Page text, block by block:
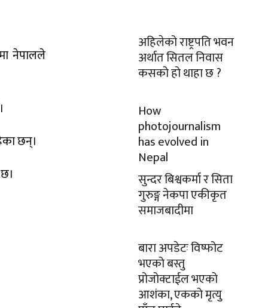
नेपालले
छन्।
अहिलेको राष्ट्रपति भवन
अर्थात सितल निवास
कसको हो थाहा छ ?
How
photojournalism
has evolved in
Nepal
सुन्दर बिश्वकर्मा र सिता
गुरुङ्ग नेकपा एकीकृत
समाजबादीमा
बारा अपडेटः विष्फोट
भएको बस्तु
प्रोजोक्टाईल भएको
आशंका, एकको मृत्यु